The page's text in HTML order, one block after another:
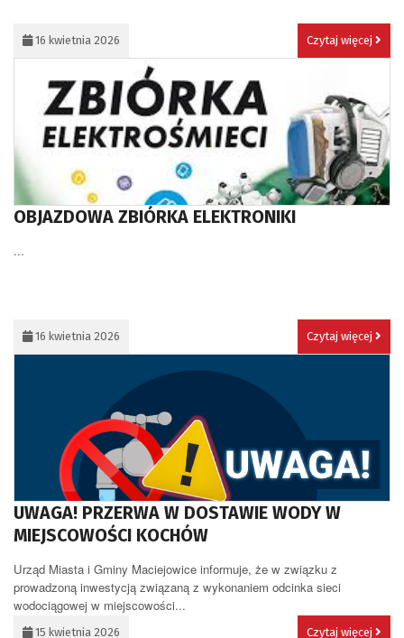
16 kwietnia 2026 Czytaj więcej
OBJAZDOWA ZBIÓRKA ELEKTRONIKI
...
16 kwietnia 2026 Czytaj więcej
UWAGA! PRZERWA W DOSTAWIE WODY W
MIEJSCOWOŚCI KOCHÓW
Urząd Miasta i Gminy Maciejowice informuje, że w związku z
prowadzoną inwestycją związaną z wykonaniem odcinka sieci
wodociągowej w miejscowości...
15 kwietnia 2026 Czytaj więcej